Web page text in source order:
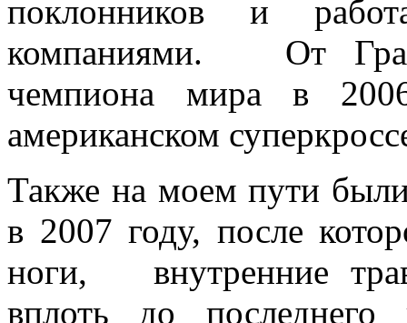
поклонников и
компаниями. От
чемпиона мира в
американском
Также на моем пути были
в 2007 году, после
ноги, внутренние
вплоть до